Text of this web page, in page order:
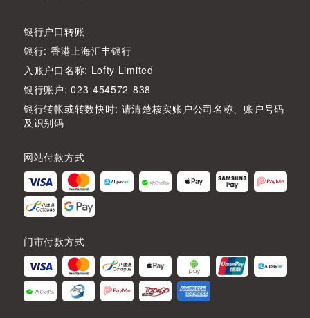
银行户口转账
银行: 香港上海汇丰银行
入账户口名称: Lofty Limited
银行账户: 023-454572-838
银行转帐或转数快时: 请清楚核实账户公司名称、账户号码
及识别码
网站付款方式
门市付款方式